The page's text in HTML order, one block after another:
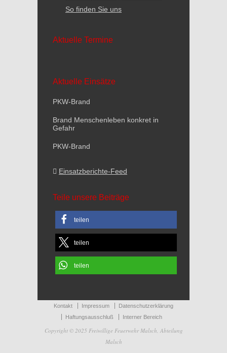
So finden Sie uns
Aktuelle Termine
Aktuelle Einsätze
PKW-Brand
Brand Menschenleben konkret in
Gefahr
PKW-Brand
Einsatzberichte-Feed
Teile unsere Beiträge
teilen
teilen
teilen
Kontakt Impressum
Datenschutzerklärung
Haftungsausschluß
Interner Bereich
Copyright © 2025 Freiwillige Feuerwehr Malsch, Abteilung
Malsch